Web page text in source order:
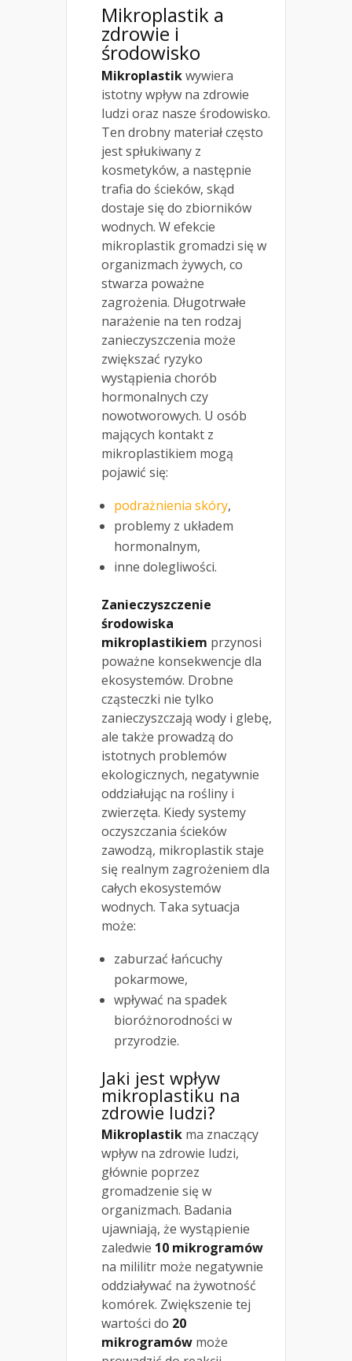
Mikroplastik a
zdrowie i
środowisko
Mikroplastikwywiera
istotny wpływ na zdrowie
ludzi oraz nasze środowisko.
Ten drobny materiał często
jest spłukiwany z
kosmetyków, a następnie
trafia do ścieków, skąd
dostaje się do zbiorników
wodnych. W efekcie
mikroplastik gromadzi się w
organizmach żywych, co
stwarza poważne
zagrożenia. Długotrwałe
narażenie na ten rodzaj
zanieczyszczenia może
zwiększać ryzyko
wystąpienia chorób
hormonalnych czy
nowotworowych. U osób
mających kontakt z
mikroplastikiem mogą
pojawić się:
podrażnienia skóry,
problemy z układem
hormonalnym,
inne dolegliwości.
Zanieczyszczenie
środowiska
mikroplastikiem przynosi
poważne konsekwencje dla
ekosystemów. Drobne
cząsteczki nie tylko
zanieczyszczają wody i glebę,
ale także prowadzą do
istotnych problemów
ekologicznych, negatywnie
oddziałując na rośliny i
zwierzęta. Kiedy systemy
oczyszczania ścieków
zawodzą, mikroplastik staje
się realnym zagrożeniem dla
całych ekosystemów
wodnych. Taka sytuacja
może:
zaburzać łańcuchy
pokarmowe,
wpływać na spadek
bioróżnorodności w
przyrodzie.
Jaki jest wpływ
mikroplastiku na
zdrowie ludzi?
Mikroplastik ma znaczący
wpływ na zdrowie ludzi,
głównie poprzez
gromadzenie się w
organizmach. Badania
ujawniają, że wystąpienie
zaledwie 10 mikrogramów
na mililitr może negatywnie
oddziaływać na żywotność
komórek. Zwiększenie tej
wartości do 20
mikrogramów może